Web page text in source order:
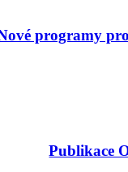
programy
Publikace